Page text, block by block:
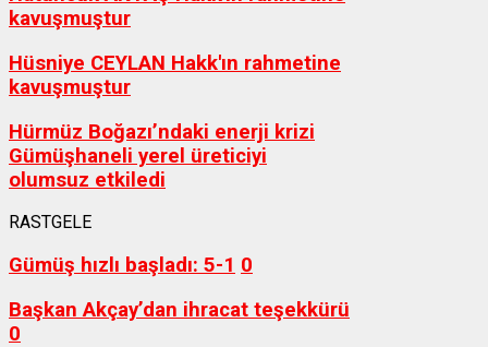
kavuşmuştur
Hüsniye CEYLAN Hakk'ın rahmetine
kavuşmuştur
Hürmüz Boğazı’ndaki enerji krizi
Gümüşhaneli yerel üreticiyi
olumsuz etkiledi
RASTGELE
Gümüş hızlı başladı: 5-1 0
Başkan Akçay’dan ihracat teşekkürü
0